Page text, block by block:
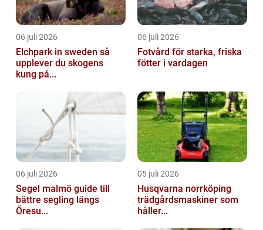
06 juli 2026
Elchpark in sweden så
upplever du skogens
kung på...
06 juli 2026
Fotvård för starka, friska
fötter i vardagen
06 juli 2026
Segel malmö guide till
bättre segling längs
Öresu...
05 juli 2026
Husqvarna norrköping
trädgårdsmaskiner som
håller...